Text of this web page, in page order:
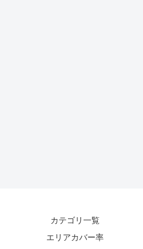
カテゴリ一覧
エリアカバー率